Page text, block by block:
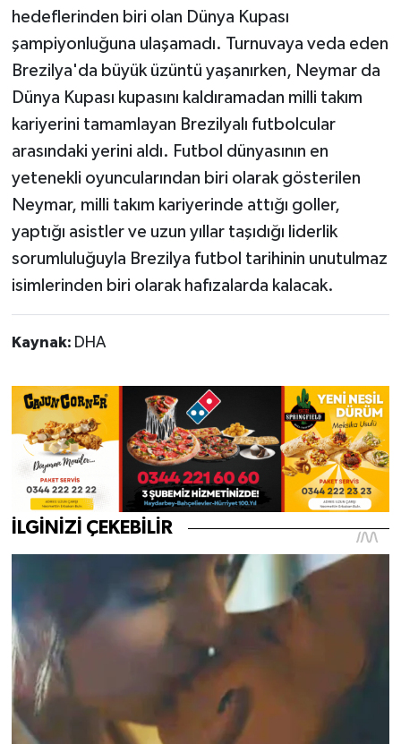
hedeflerinden biri olan Dünya Kupası
şampiyonluğuna ulaşamadı. Turnuvaya veda eden
Brezilya'da büyük üzüntü yaşanırken, Neymar da
Dünya Kupası kupasını kaldıramadan milli takım
kariyerini tamamlayan Brezilyalı futbolcular
arasındaki yerini aldı. Futbol dünyasının en
yetenekli oyuncularından biri olarak gösterilen
Neymar, milli takım kariyerinde attığı goller,
yaptığı asistler ve uzun yıllar taşıdığı liderlik
sorumluluğuyla Brezilya futbol tarihinin unutulmaz
isimlerinden biri olarak hafızalarda kalacak.
Kaynak: DHA